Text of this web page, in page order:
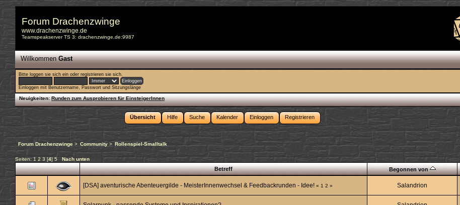
Forum Drachenzwinge
www.drachenzwinge.de
Teamspeakserver TS 3: drachenzwinge.de:9987
WillkommenGast
Bitte loggen sie sich ein oderregistrieren sie sich.
Einloggen mit Benutzername, Passwort und Sitzungslänge
Neuigkeiten: Runden zum Ausprobieren für EinsteigerInnen
Übersicht Hilfe Suche Kalender Einloggen Registrieren
Forum Drachenzwinge > Community> Rollenspiel-Smalltalk
Seiten:1 2 3[4]5 Nach unten
Betreff Begonnen von
[DSA] aventurische Abenteuergilde - MeisterInnenwechsel & Feedbackrunden - Idee! « 1 2 » Salandrion